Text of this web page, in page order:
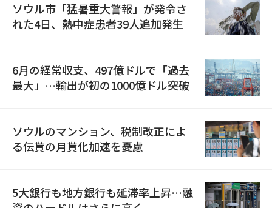
ソウル市「猛暑重大警報」が発令さ
れた4日、熱中症患者39人追加発生
6月の経常収支、497億ドルで「過去
最大」…輸出が初の1000億ドル突破
ソウルのマンション、税制改正によ
る伝貰の月貰化加速を憂慮
5大銀行も地方銀行も延滞率上昇…融